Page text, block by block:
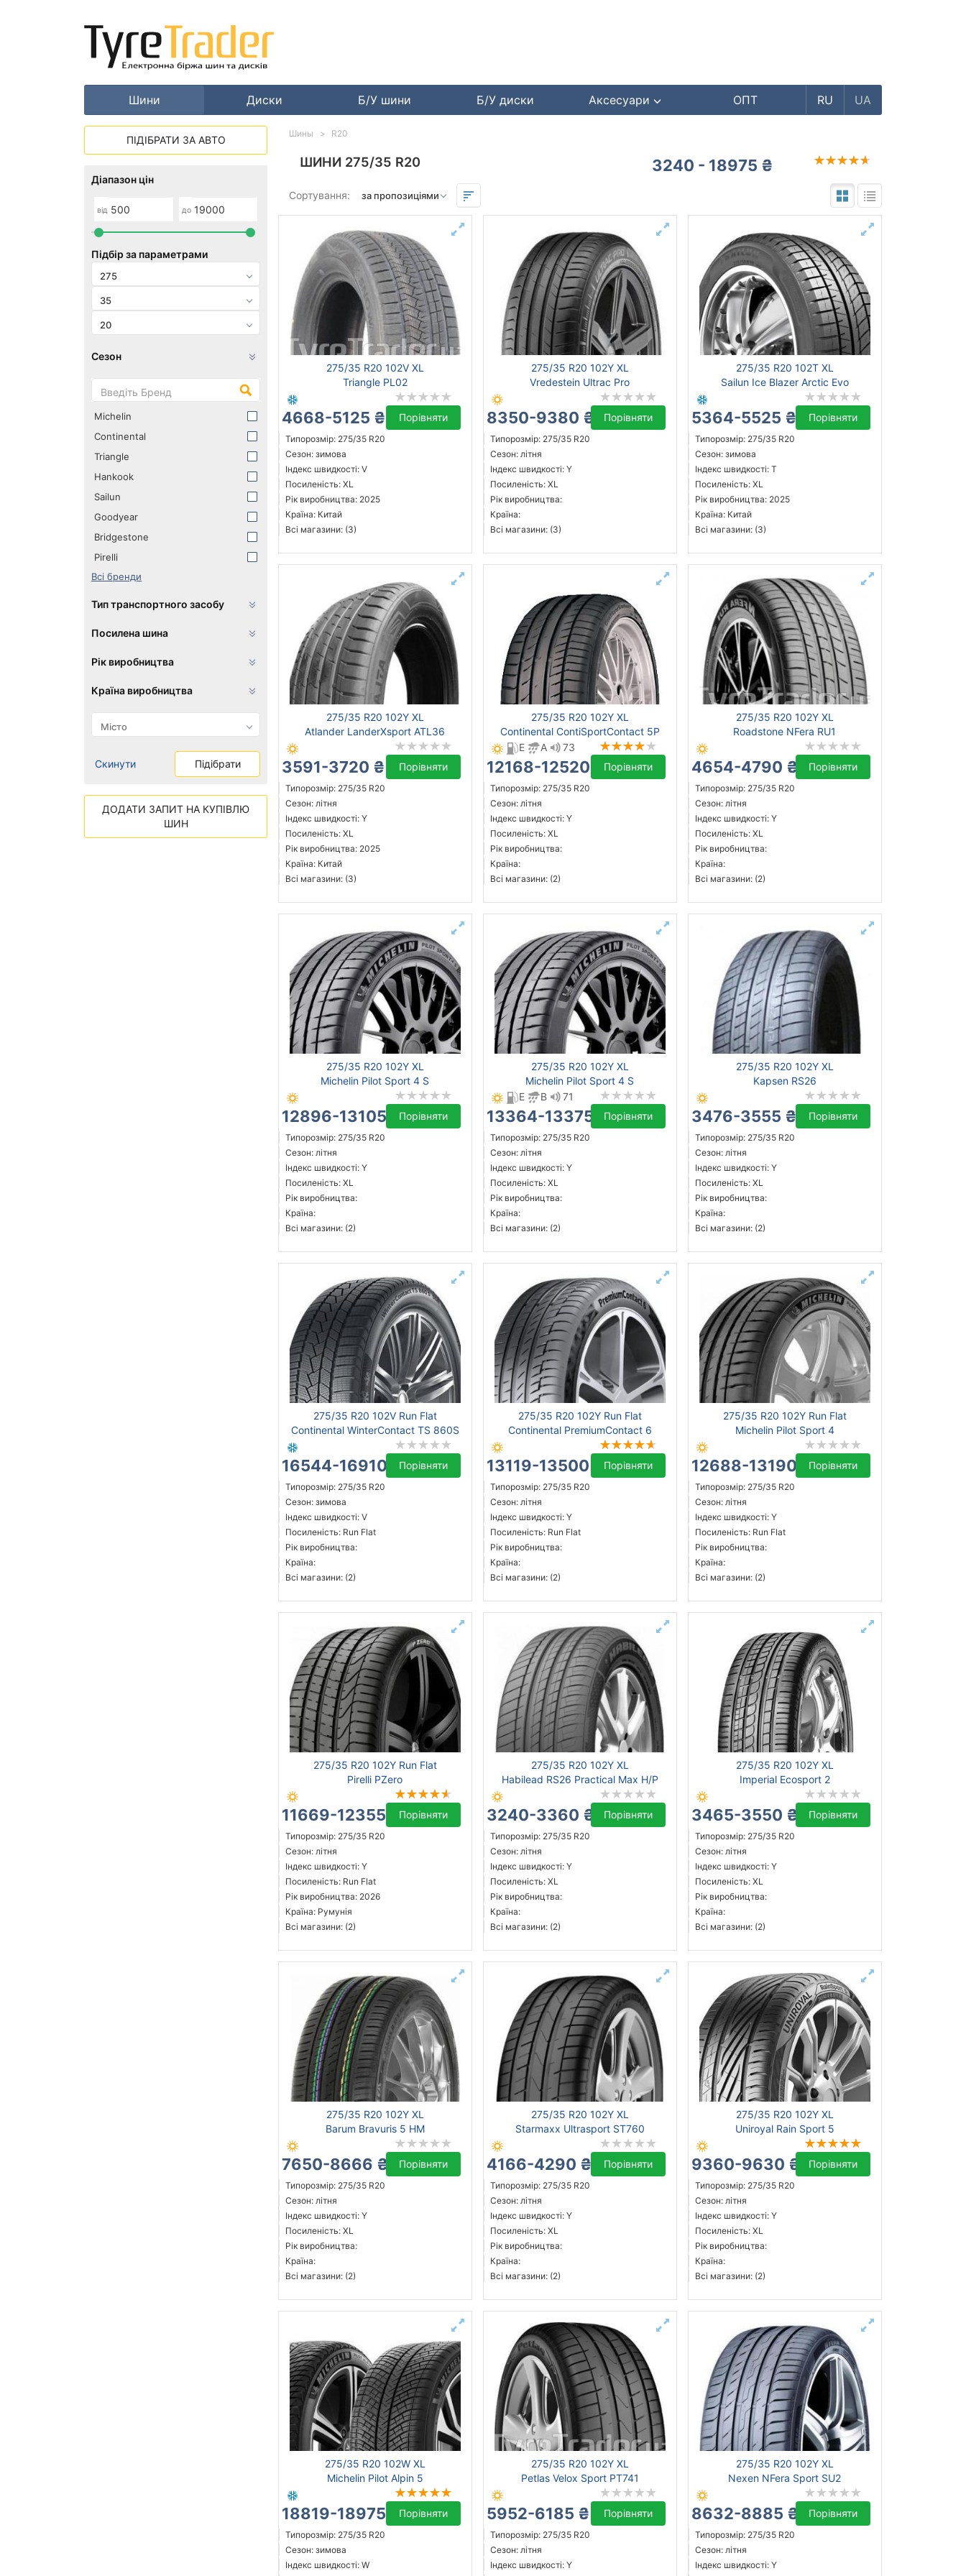
Шини Диски Б/У шини Б/У диски Аксесуари ОПТ RU UA
ШИНИ 275/35 R20 3240 - 18975 ₴
Сортування:
275/35 R20 102V XL
Triangle PL02
4668-5125 ₴ Порівняти
Типорозмір: 275/35 R20
Сезон: зимова
Індекс швидкості: V
Посиленість: XL
Рік виробництва: 2025
Країна: Китай
Всі магазини: (3)
275/35 R20 102Y XL
Vredestein Ultrac Pro
8350-9380 ₴ Порівняти
Типорозмір: 275/35 R20
Сезон: літня
Індекс швидкості: Y
Посиленість: XL
Рік виробництва:
Країна:
Всі магазини: (3)
275/35 R20 102T XL
Sailun Ice Blazer Arctic Evo
5364-5525 ₴ Порівняти
Типорозмір: 275/35 R20
Сезон: зимова
Індекс швидкості: T
Посиленість: XL
Рік виробництва: 2025
Країна: Китай
Всі магазини: (3)
275/35 R20 102Y XL
Atlander LanderXsport ATL36
3591-3720 ₴ Порівняти
Типорозмір: 275/35 R20
Сезон: літня
Індекс швидкості: Y
Посиленість: XL
Рік виробництва: 2025
Країна: Китай
Всі магазини: (3)
275/35 R20 102Y XL
Continental ContiSportContact 5P
E
A 73
12168-12520 ₴Порівняти
Типорозмір: 275/35 R20
Сезон: літня
Індекс швидкості: Y
Посиленість: XL
Рік виробництва:
Країна:
Всі магазини: (2)
275/35 R20 102Y XL
Roadstone NFera RU1
4654-4790 ₴ Порівняти
Типорозмір: 275/35 R20
Сезон: літня
Індекс швидкості: Y
Посиленість: XL
Рік виробництва:
Країна:
Всі магазини: (2)
275/35 R20 102Y XL
Michelin Pilot Sport 4 S
12896-13105 ₴Порівняти
Типорозмір: 275/35 R20
Сезон: літня
Індекс швидкості: Y
Посиленість: XL
Рік виробництва:
Країна:
Всі магазини: (2)
275/35 R20 102Y XL
Michelin Pilot Sport 4 S
E
B 71
13364-13375 ₴Порівняти
Типорозмір: 275/35 R20
Сезон: літня
Індекс швидкості: Y
Посиленість: XL
Рік виробництва:
Країна:
Всі магазини: (2)
275/35 R20 102Y XL
Kapsen RS26
3476-3555 ₴ Порівняти
Типорозмір: 275/35 R20
Сезон: літня
Індекс швидкості: Y
Посиленість: XL
Рік виробництва:
Країна:
Всі магазини: (2)
275/35 R20 102V Run Flat
Continental WinterContact TS 860S
16544-16910 ₴Порівняти
Типорозмір: 275/35 R20
Сезон: зимова
Індекс швидкості: V
Посиленість: Run Flat
Рік виробництва:
Країна:
Всі магазини: (2)
275/35 R20 102Y Run Flat
Continental PremiumContact 6
13119-13500 ₴ Порівняти
Типорозмір: 275/35 R20
Сезон: літня
Індекс швидкості: Y
Посиленість: Run Flat
Рік виробництва:
Країна:
Всі магазини: (2)
275/35 R20 102Y Run Flat
Michelin Pilot Sport 4
12688-13190 ₴Порівняти
Типорозмір: 275/35 R20
Сезон: літня
Індекс швидкості: Y
Посиленість: Run Flat
Рік виробництва:
Країна:
Всі магазини: (2)
275/35 R20 102Y Run Flat
Pirelli PZero
11669-12355 ₴Порівняти
Типорозмір: 275/35 R20
Сезон: літня
Індекс швидкості: Y
Посиленість: Run Flat
Рік виробництва: 2026
Країна: Румунія
Всі магазини: (2)
275/35 R20 102Y XL
Habilead RS26 Practical Max H/P
3240-3360 ₴ Порівняти
Типорозмір: 275/35 R20
Сезон: літня
Індекс швидкості: Y
Посиленість: XL
Рік виробництва:
Країна:
Всі магазини: (2)
275/35 R20 102Y XL
Imperial Ecosport 2
3465-3550 ₴ Порівняти
Типорозмір: 275/35 R20
Сезон: літня
Індекс швидкості: Y
Посиленість: XL
Рік виробництва:
Країна:
Всі магазини: (2)
275/35 R20 102Y XL
Barum Bravuris 5 HM
7650-8666 ₴ Порівняти
Типорозмір: 275/35 R20
Сезон: літня
Індекс швидкості: Y
Посиленість: XL
Рік виробництва:
Країна:
Всі магазини: (2)
275/35 R20 102Y XL
Starmaxx Ultrasport ST760
4166-4290 ₴ Порівняти
Типорозмір: 275/35 R20
Сезон: літня
Індекс швидкості: Y
Посиленість: XL
Рік виробництва:
Країна:
Всі магазини: (2)
275/35 R20 102Y XL
Uniroyal Rain Sport 5
9360-9630 ₴ Порівняти
Типорозмір: 275/35 R20
Сезон: літня
Індекс швидкості: Y
Посиленість: XL
Рік виробництва:
Країна:
Всі магазини: (2)
275/35 R20 102W XL
Michelin Pilot Alpin 5
18819-18975 ₴Порівняти
Типорозмір: 275/35 R20
Сезон: зимова
Індекс швидкості: W
275/35 R20 102Y XL
Petlas Velox Sport PT741
5952-6185 ₴ Порівняти
Типорозмір: 275/35 R20
Сезон: літня
Індекс швидкості: Y
275/35 R20 102Y XL
Nexen NFera Sport SU2
8632-8885 ₴ Порівняти
Типорозмір: 275/35 R20
Сезон: літня
Індекс швидкості: Y
Шины R20
ПІДІБРАТИ ЗА АВТО
Діапазон цін
від до
Підбір за параметрами
275
35
20
Сезон
Michelin
Continental
Triangle
Hankook
Sailun
Goodyear
Bridgestone
Pirelli
Всі бренди
Тип транспортного засобу
Посилена шина
Рік виробництва
Країна виробництва
Скинути Підібрати
ДОДАТИ ЗАПИТ НА КУПІВЛЮ
ШИН